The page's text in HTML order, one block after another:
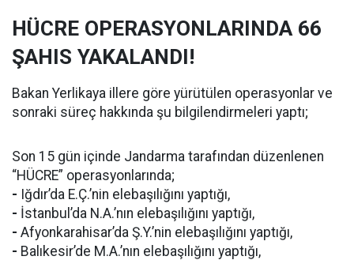
HÜCRE OPERASYONLARINDA 66
ŞAHIS YAKALANDI!
Bakan Yerlikaya illere göre yürütülen operasyonlar ve
sonraki süreç hakkında şu bilgilendirmeleri yaptı;
Son 15 gün içinde Jandarma tarafından düzenlenen
“HÜCRE” operasyonlarında;
- Iğdır’da E.Ç.’nin elebaşılığını yaptığı,
- İstanbul’da N.A.’nın elebaşılığını yaptığı,
- Afyonkarahisar’da Ş.Y.’nin elebaşılığını yaptığı,
- Balıkesir’de M.A.’nın elebaşılığını yaptığı,